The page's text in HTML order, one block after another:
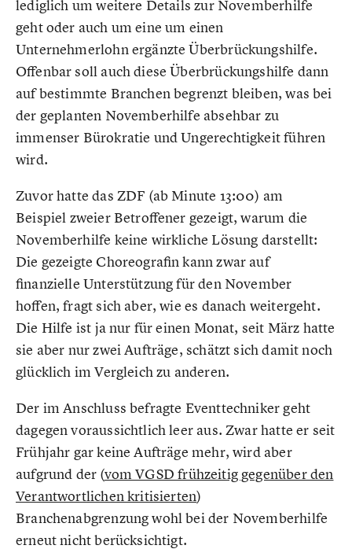
lediglich um weitere Details zur Novemberhilfe
geht oder auch um eine um einen
Unternehmerlohn ergänzte Überbrückungshilfe.
Offenbar soll auch diese Überbrückungshilfe dann
auf bestimmte Branchen begrenzt bleiben, was bei
der geplanten Novemberhilfe absehbar zu
immenser Bürokratie und Ungerechtigkeit führen
wird.
Zuvor hatte das ZDF (ab Minute 13:00) am
Beispiel zweier Betroffener gezeigt, warum die
Novemberhilfe keine wirkliche Lösung darstellt:
Die gezeigte Choreografin kann zwar auf
finanzielle Unterstützung für den November
hoffen, fragt sich aber, wie es danach weitergeht.
Die Hilfe ist ja nur für einen Monat, seit März hatte
sie aber nur zwei Aufträge, schätzt sich damit noch
glücklich im Vergleich zu anderen.
Der im Anschluss befragte Eventtechniker geht
dagegen voraussichtlich leer aus. Zwar hatte er seit
Frühjahr gar keine Aufträge mehr, wird aber
aufgrund der (vom VGSD frühzeitig gegenüber den
Verantwortlichen kritisierten)
Branchenabgrenzung wohl bei der Novemberhilfe
erneut nicht berücksichtigt.